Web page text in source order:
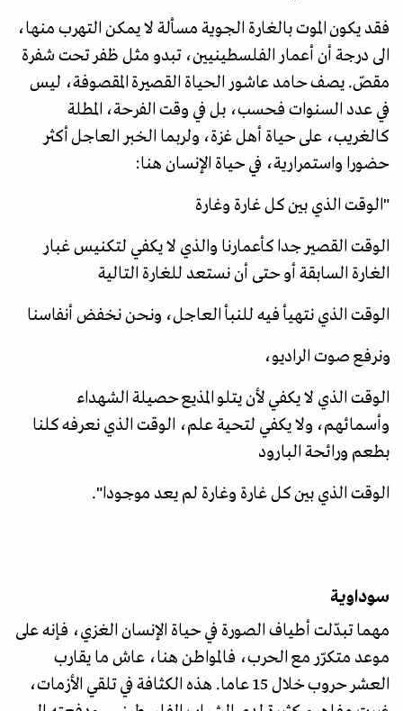
فقد يكون الموت بالغارة الجوية مسألة لا يمكن التهرب منها،
الى درجة أن أعمار الفلسطينيين، تبدو مثل ظفر تحت شفرة
مقصّ. يصف حامد عاشور الحياة القصيرة المقصوفة، ليس
في عدد السنوات فحسب، بل في وقت الفرحة، المطلة
كالغريب، على حياة أهل غزة، ولربما الخبر العاجل أكثر
حضورا واستمرارية، في حياة الإنسان هنا:
"الوقت الذي بين كل غارة وغارة
الوقت القصير جدا كأعمارنا والذي لا يكفي لتكنيس غبار
الغارة السابقة أو حتى أن نستعد للغارة التالية
الوقت الذي نتهيأ فيه للنبأ العاجل، ونحن نخفض أنفاسنا
ونرفع صوت الراديو،
الوقت الذي لا يكفي لأن يتلو المذيع حصيلة الشهداء
وأسمائهم، ولا يكفي لتحية علم، الوقت الذي نعرفه كلنا
بطعم ورائحة البارود
الوقت الذي بين كل غارة وغارة لم يعد موجودا".
سوداوية
مهما تبدّلت أطياف الصورة في حياة الإنسان الغزي، فإنه على
موعد متكرّر مع الحرب، فالمواطن هنا، عاش ما يقارب
العشر حروب خلال 15 عاما. هذه الكثافة في تلقي الأزمات،